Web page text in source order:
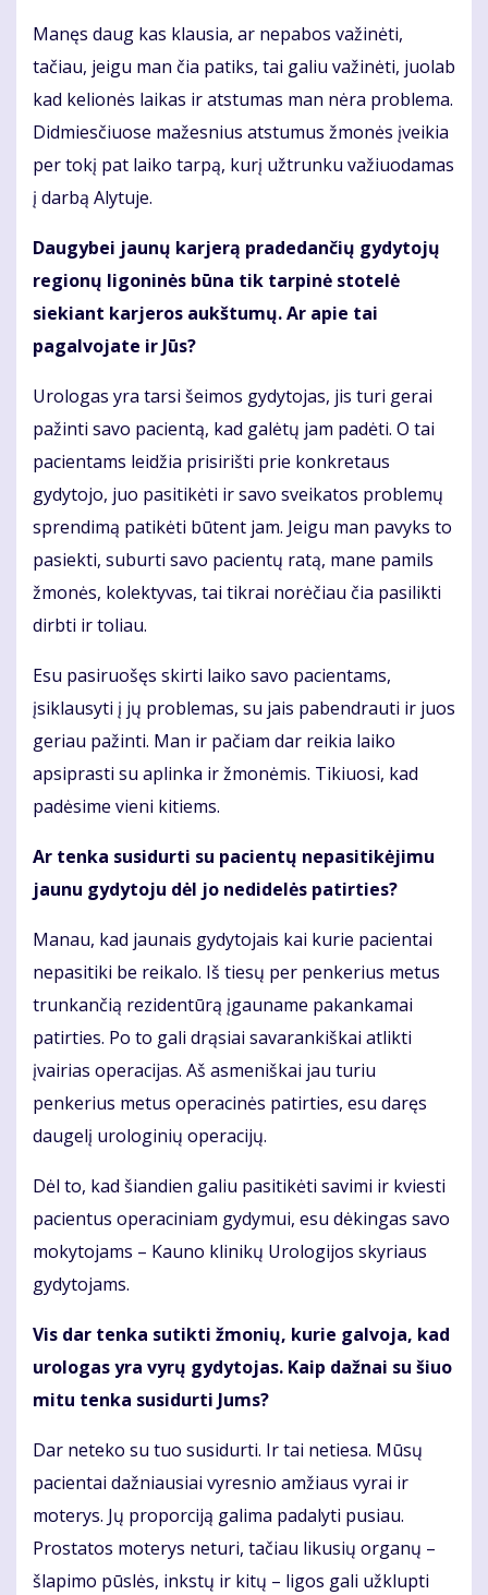
Manęs daug kas klausia, ar nepabos važinėti,
tačiau, jeigu man čia patiks, tai galiu važinėti, juolab
kad kelionės laikas ir atstumas man nėra problema.
Didmiesčiuose mažesnius atstumus žmonės įveikia
per tokį pat laiko tarpą, kurį užtrunku važiuodamas
į darbą Alytuje.
Daugybei jaunų karjerą pradedančių gydytojų
regionų ligoninės būna tik tarpinė stotelė
siekiant karjeros aukštumų. Ar apie tai
pagalvojate ir Jūs?
Urologas yra tarsi šeimos gydytojas, jis turi gerai
pažinti savo pacientą, kad galėtų jam padėti. O tai
pacientams leidžia prisirišti prie konkretaus
gydytojo, juo pasitikėti ir savo sveikatos problemų
sprendimą patikėti būtent jam. Jeigu man pavyks to
pasiekti, suburti savo pacientų ratą, mane pamils
žmonės, kolektyvas, tai tikrai norėčiau čia pasilikti
dirbti ir toliau.
Esu pasiruošęs skirti laiko savo pacientams,
įsiklausyti į jų problemas, su jais pabendrauti ir juos
geriau pažinti. Man ir pačiam dar reikia laiko
apsiprasti su aplinka ir žmonėmis. Tikiuosi, kad
padėsime vieni kitiems.
Ar tenka susidurti su pacientų nepasitikėjimu
jaunu gydytoju dėl jo nedidelės patirties?
Manau, kad jaunais gydytojais kai kurie pacientai
nepasitiki be reikalo. Iš tiesų per penkerius metus
trunkančią rezidentūrą įgauname pakankamai
patirties. Po to gali drąsiai savarankiškai atlikti
įvairias operacijas. Aš asmeniškai jau turiu
penkerius metus operacinės patirties, esu daręs
daugelį urologinių operacijų.
Dėl to, kad šiandien galiu pasitikėti savimi ir kviesti
pacientus operaciniam gydymui, esu dėkingas savo
mokytojams – Kauno klinikų Urologijos skyriaus
gydytojams.
Vis dar tenka sutikti žmonių, kurie galvoja, kad
urologas yra vyrų gydytojas. Kaip dažnai su šiuo
mitu tenka susidurti Jums?
Dar neteko su tuo susidurti. Ir tai netiesa. Mūsų
pacientai dažniausiai vyresnio amžiaus vyrai ir
moterys. Jų proporciją galima padalyti pusiau.
Prostatos moterys neturi, tačiau likusių organų –
šlapimo pūslės, inkstų ir kitų – ligos gali užklupti